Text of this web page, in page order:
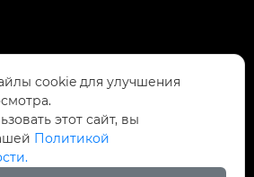
№ 2, Донхупин, город
город Шаогуань,
Китай.
cookie для улучшения
этот сайт, вы
Политикой